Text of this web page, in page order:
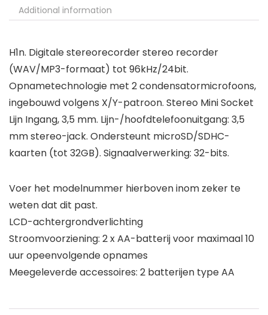
Additional information
H1n. Digitale stereorecorder stereo recorder
(WAV/MP3-formaat) tot 96kHz/24bit.
Opnametechnologie met 2 condensatormicrofoons,
ingebouwd volgens X/Y-patroon. Stereo Mini Socket
Lijn Ingang, 3,5 mm. Lijn-/hoofdtelefoonuitgang: 3,5
mm stereo-jack. Ondersteunt microSD/SDHC-
kaarten (tot 32GB). Signaalverwerking: 32-bits.
Voer het modelnummer hierboven inom zeker te
weten dat dit past.
LCD-achtergrondverlichting
Stroomvoorziening: 2 x AA-batterij voor maximaal 10
uur opeenvolgende opnames
Meegeleverde accessoires: 2 batterijen type AA